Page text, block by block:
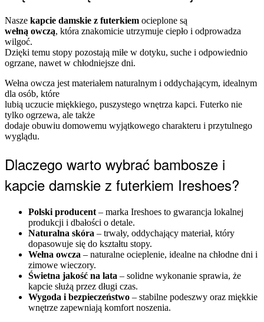
Nasze kapcie damskie z futerkiem ocieplone są
wełną owczą, która znakomicie utrzymuje ciepło i odprowadza
wilgoć.
Dzięki temu stopy pozostają miłe w dotyku, suche i odpowiednio
ogrzane, nawet w chłodniejsze dni.
Wełna owcza jest materiałem naturalnym i oddychającym, idealnym
dla osób, które
lubią uczucie miękkiego, puszystego wnętrza kapci. Futerko nie
tylko ogrzewa, ale także
dodaje obuwiu domowemu wyjątkowego charakteru i przytulnego
wyglądu.
Dlaczego warto wybrać bambosze i
kapcie damskie z futerkiem Ireshoes?
Polski producent – marka Ireshoes to gwarancja lokalnej
produkcji i dbałości o detale.
Naturalna skóra – trwały, oddychający materiał, który
dopasowuje się do kształtu stopy.
Wełna owcza – naturalne ocieplenie, idealne na chłodne dni i
zimowe wieczory.
Świetna jakość na lata – solidne wykonanie sprawia, że
kapcie służą przez długi czas.
Wygoda i bezpieczeństwo – stabilne podeszwy oraz miękkie
wnętrze zapewniają komfort noszenia.